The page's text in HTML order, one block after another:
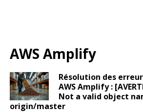
AWS Amplify
Résolution des
AWS Amplify :
Not a valid object
origin/master